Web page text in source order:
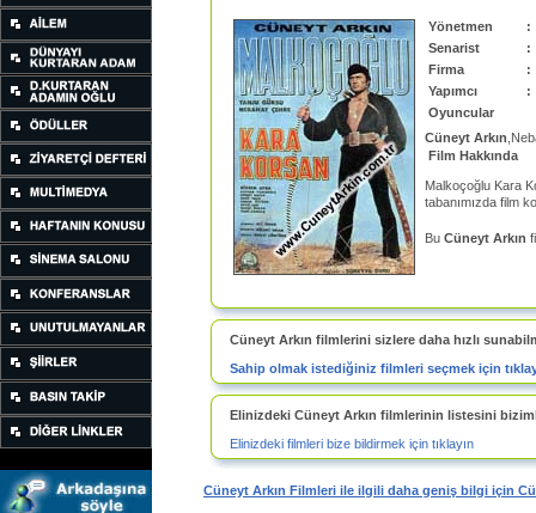
Yönetmen
:
Senarist
:
Firma
:
Yapımcı
:
Oyuncular
Cüneyt Arkın
Film Hakkında
Malkoçoğlu Kara
tabanımızda film
Bu Cüneyt Arkın
Cüneyt Arkın filmlerini sizlere daha hızlı
Sahip olmak istediğiniz filmleri seçmek için
Elinizdeki Cüneyt Arkın filmlerinin listesini
Elinizdeki filmleri bize bildirmek için tıklayın
Cüneyt Arkın Filmleri ile ilgili daha geniş bilgi için